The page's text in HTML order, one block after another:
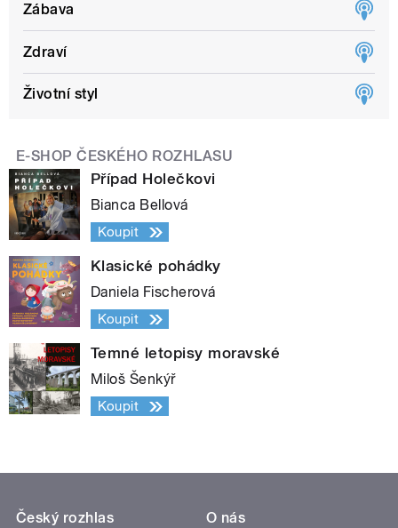
Zábava
Zdraví
Životní styl
E-SHOP ČESKÉHO ROZHLASU
Případ Holečkovi
Bianca Bellová
Koupit
Klasické pohádky
Daniela Fischerová
Koupit
Temné letopisy moravské
Miloš Šenkýř
Koupit
Český rozhlas
O nás